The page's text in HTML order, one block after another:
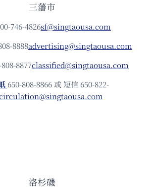
三藩市
746-4826sf@singtaousa.com
8888advertising@singtaousa.com
8877classified@singtaousa.com
650-808-8866 或 短信 650-822-
洛杉磯